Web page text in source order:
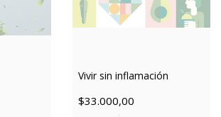
Vivir sin inflamación
$33.000,00